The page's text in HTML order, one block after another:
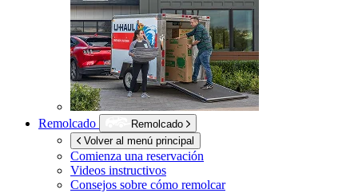
Remolcado
Remolcado
Volver al menú principal
Comienza una reservación
Videos instructivos
Consejos sobre cómo remolcar